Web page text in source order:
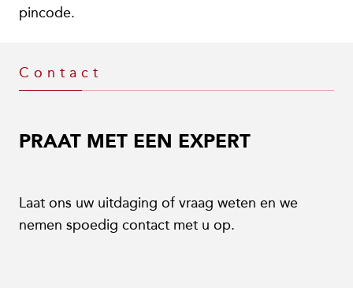
pincode.
Contact
PRAAT MET EEN EXPERT
Laat ons uw uitdaging of vraag weten en we
nemen spoedig contact met u op.